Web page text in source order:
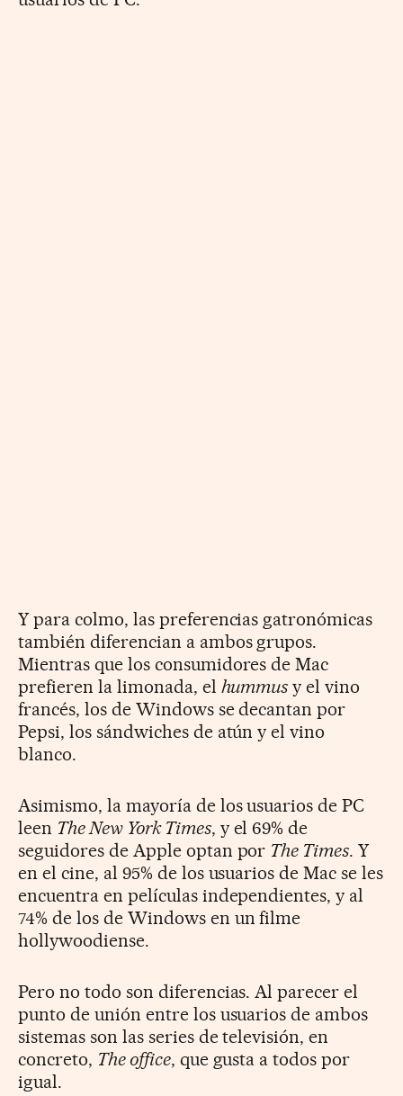
Y para colmo, las preferencias gatronómicas
también diferencian a ambos grupos.
Mientras que los consumidores de Mac
prefieren la limonada, el hummus y el vino
francés, los de Windows se decantan por
Pepsi, los sándwiches de atún y el vino
blanco.
Asimismo, la mayoría de los usuarios de PC
leen The New York Times, y el 69% de
seguidores de Apple optan por The Times. Y
en el cine, al 95% de los usuarios de Mac se les
encuentra en películas independientes, y al
74% de los de Windows en un filme
hollywoodiense.
Pero no todo son diferencias. Al parecer el
punto de unión entre los usuarios de ambos
sistemas son las series de televisión, en
concreto, The office, que gusta a todos por
igual.